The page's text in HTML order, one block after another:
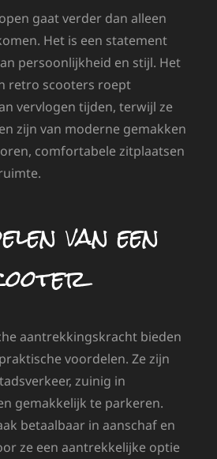
gaat verder dan alleen
Het is een statement
persoonlijkheid en stijl. Het
retro scooters roept
vervlogen tijden, terwijl ze
zijn van moderne gemakken
comfortabele zitplaatsen
van een
aantrekkingskracht bieden
voordelen. Ze zijn
zuinig in
gemakkelijk te parkeren.
betaalbaar in aanschaf en
ze een aantrekkelijke optie